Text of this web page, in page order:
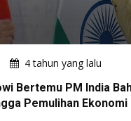
4 tahun yang lalu
Bertemu PM India
Pemulihan Ekonomi